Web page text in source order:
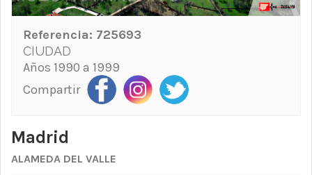
Referencia: 725693
CIUDAD
Años 1990 a 1999
Compartir
Madrid
ALAMEDA DEL VALLE